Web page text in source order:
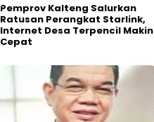
Pemprov Kalteng Salurkan
Ratusan Perangkat Starlink,
Internet Desa Terpencil Makin
Cepat